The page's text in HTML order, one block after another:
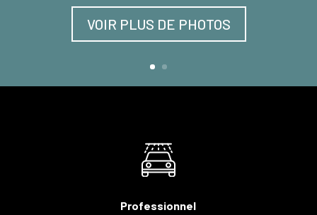
VOIR PLUS DE PHOTOS
Professionnel